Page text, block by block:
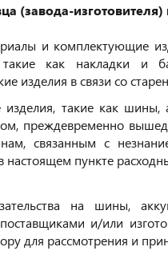
(завода-изготовителя)
и комплектующие
такие как накладки и
изделия в связи со
такие как шины,
преждевременно
связанным с
настоящем пункте
на шины,
и/или
для рассмотрения и